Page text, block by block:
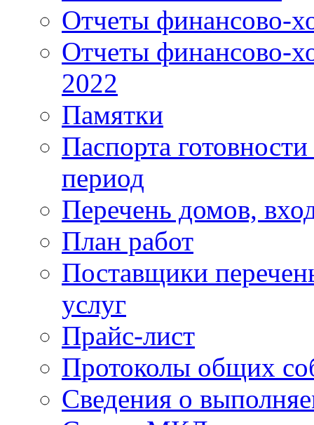
Отчеты финансово-
Отчеты финансово-
2022
Памятки
Паспорта
период
Перечень домов,
План работ
Поставщики
услуг
Прайс-лист
Протоколы общих
Сведения о